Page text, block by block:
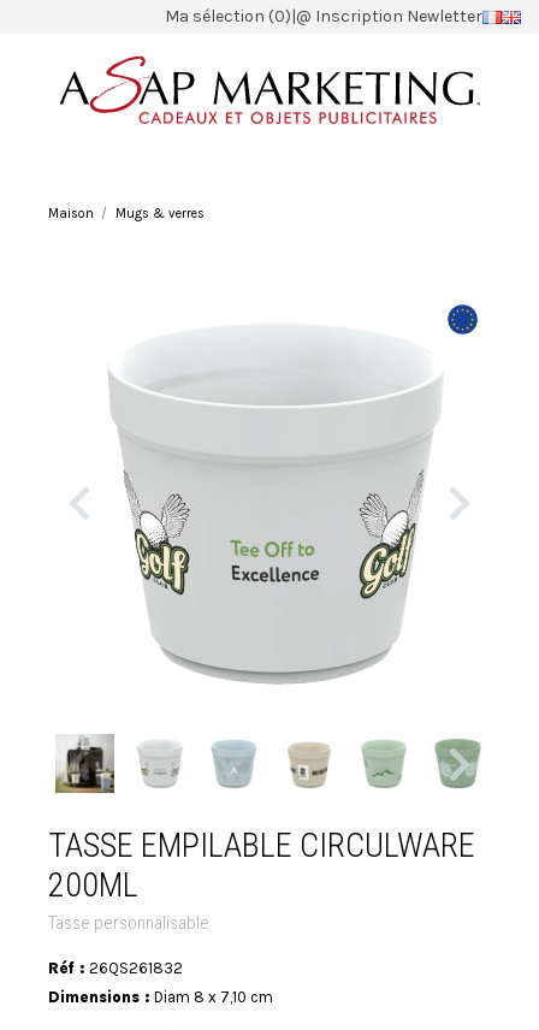
Ma sélection (0)|@ Inscription Newletter
Maison Mugs & verres
TASSE EMPILABLE CIRCULWARE
200ML
Tasse personnalisable
Réf : 26QS261832
Dimensions : Diam 8 x 7,10 cm